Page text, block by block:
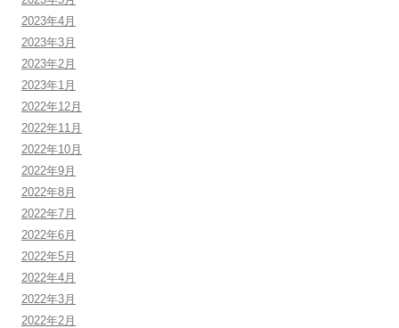
2023年4月
2023年3月
2023年2月
2023年1月
2022年12月
2022年11月
2022年10月
2022年9月
2022年8月
2022年7月
2022年6月
2022年5月
2022年4月
2022年3月
2022年2月